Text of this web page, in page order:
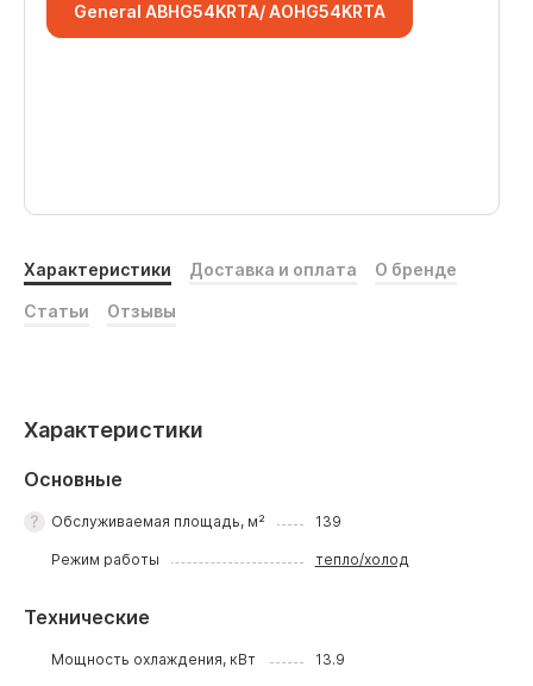
General ABHG54KRTA/ AOHG54KRTA
Характеристики Доставка и оплата О бренде
Статьи Отзывы
Характеристики
Основные
Обслуживаемая площадь, м² 139
Режим работы тепло/холод
Технические
Мощность охлаждения, кВт 13.9